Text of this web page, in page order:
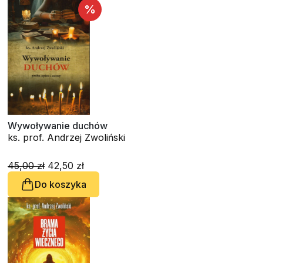
%
Wywoływanie duchów
ks. prof. Andrzej Zwoliński
45,00 zł 42,50 zł
Do koszyka